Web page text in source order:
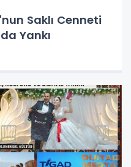
Saklı Cenneti
Yankı